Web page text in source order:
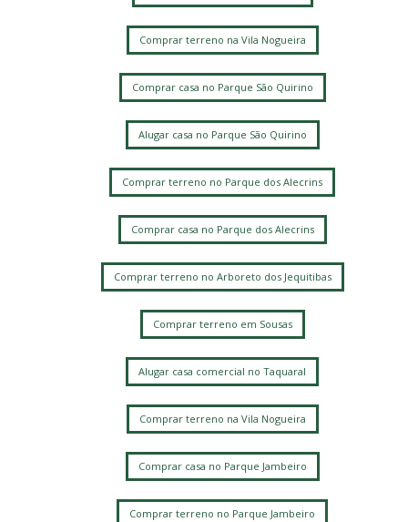
Comprar terreno na Vila Nogueira
Comprar casa no Parque São Quirino
Alugar casa no Parque São Quirino
Comprar terreno no Parque dos Alecrins
Comprar casa no Parque dos Alecrins
Comprar terreno no Arboreto dos Jequitibas
Comprar terreno em Sousas
Alugar casa comercial no Taquaral
Comprar terreno na Vila Nogueira
Comprar casa no Parque Jambeiro
Comprar terreno no Parque Jambeiro